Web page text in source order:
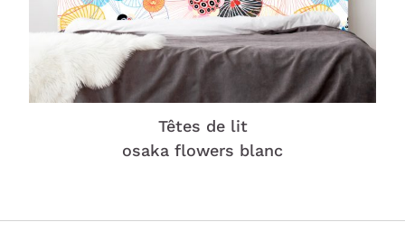
Têtes de lit
osaka flowers blanc